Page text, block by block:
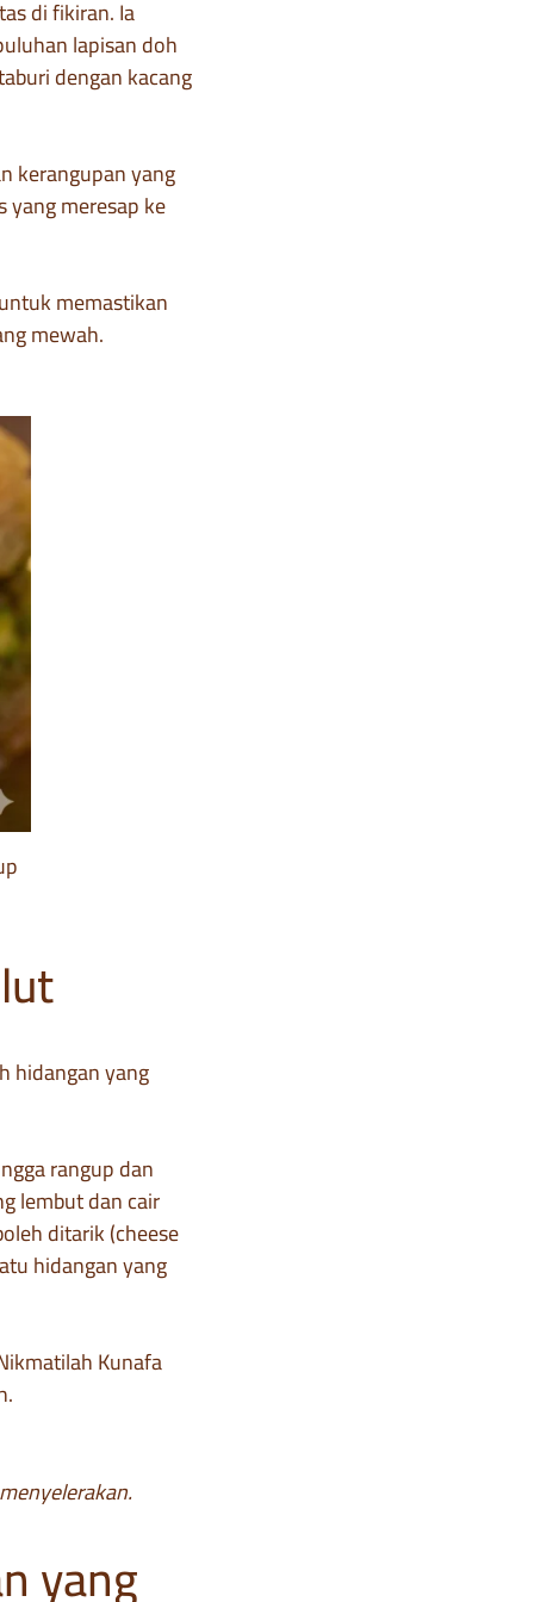
di fikiran. Ia
lapisan doh
dengan kacang
kerangupan yang
yang meresap ke
memastikan
mewah.
hidangan yang
rangup dan
lembut dan cair
ditarik (cheese
hidangan yang
Kunafa
yang